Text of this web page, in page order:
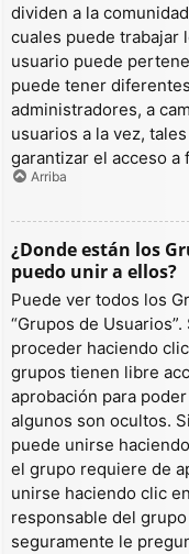
dividen a la
cuales puede trabajar
usuario puede
puede tener
administradores, a
usuarios a la vez,
garantizar el acceso a
Arriba
¿Donde están los
puedo unir a ellos?
Puede ver todos los
“Grupos de
proceder haciendo
grupos tienen libre
aprobación para
algunos son ocultos.
puede unirse
el grupo requiere de
unirse haciendo clic
responsable del
seguramente le